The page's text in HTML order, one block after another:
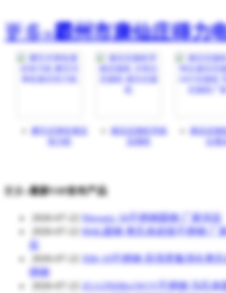
更多»霸州市康仙庄得力
磨芯式单轮液压
液压压接机导线
液压压接
更多»最新VIP发布产品
Nitronic 50不锈钢圆钢 厂家供应
904L圆钢 奥氏体超级不锈钢 厂
应
XM-19不锈钢 高强度氮强化奥
锈钢
2Cr12NiMo1W1V不锈钢 马氏体